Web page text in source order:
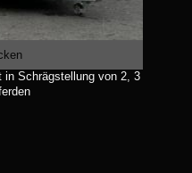
in Schrägstellung von 2, 3